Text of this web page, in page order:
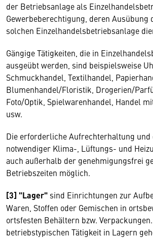
der Betriebsanlage als
Gewerbeberechtigung, deren Ausübung
solchen Einzelhandelsbetriebsanlage
Gängige Tätigkeiten, die in
ausgeübt werden, sind beispielsweise
Schmuckhandel, Textilhandel,
Blumenhandel/Floristik, Drogerien/
Foto/Optik, Spielwarenhandel, Handel
usw.
Die erforderliche Aufrechterhaltung und
notwendiger Klima-, Lüftungs- und
auch außerhalb der genehmigungsfrei
Betriebszeiten möglich.
[3] "Lager" sind Einrichtungen zur
Waren, Stoffen oder Gemischen in
ortsfesten Behältern bzw.
betriebstypischen Tätigkeit in Lagern